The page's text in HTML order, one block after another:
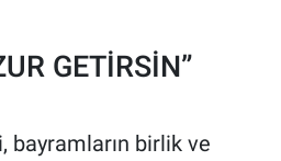
GETİRSİN”
bayramların birlik ve